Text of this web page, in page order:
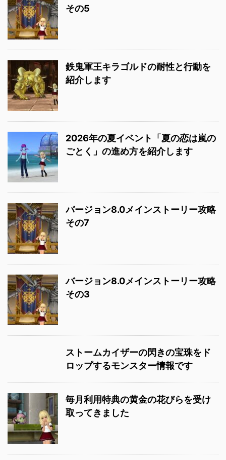
その5
鉄鬼軍王キラゴルドの耐性と行動を
紹介します
2026年の夏イベント「夏の恋は嵐の
ごとく」の進め方を紹介します
バージョン8.0メインストーリー攻略
その7
バージョン8.0メインストーリー攻略
その3
ストームカイザーの閃きの宝珠をド
ロップするモンスター情報です
毎月利用特典の黄金の花びらを受け
取ってきました